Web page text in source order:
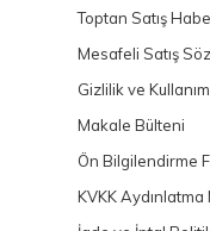
Toptan Satış
Mesafeli Satış
Gizlilik ve
Makale Bülteni
Ön Bilgilendirme
KVKK Aydınlatma